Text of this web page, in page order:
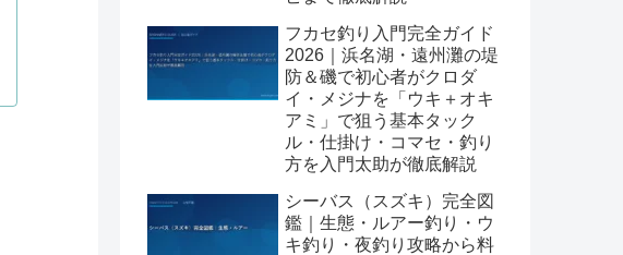
フカセ釣り入門完全ガイド
2026｜浜名湖・遠州灘の堤
防＆磯で初心者がクロダ
イ・メジナを「ウキ＋オキ
アミ」で狙う基本タック
ル・仕掛け・コマセ・釣り
方を入門太助が徹底解説
シーバス（スズキ）完全図
鑑｜生態・ルアー釣り・ウ
キ釣り・夜釣り攻略から料